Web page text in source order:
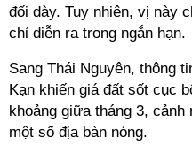
đối dày. Tuy nhiên, vị này
chỉ diễn ra trong ngắn hạn.
Sang Thái Nguyên, thông
Kạn khiến giá đất sốt cục
khoảng giữa tháng 3, cảnh
một số địa bàn nóng.